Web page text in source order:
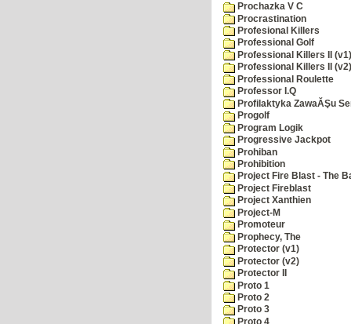
Prochazka V C
Procrastination
Profesional Killers
Professional Golf
Professional Killers II (v1)
Professional Killers II (v2)
Professional Roulette
Professor I.Q
Profilaktyka ZawaĂŞu
Progolf
Program Logik
Progressive Jackpot
Prohiban
Prohibition
Project Fire Blast - The
Project Fireblast
Project Xanthien
Project-M
Promoteur
Prophecy, The
Protector (v1)
Protector (v2)
Protector II
Proto 1
Proto 2
Proto 3
Proto 4